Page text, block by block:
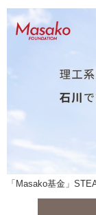
「Masako基金」